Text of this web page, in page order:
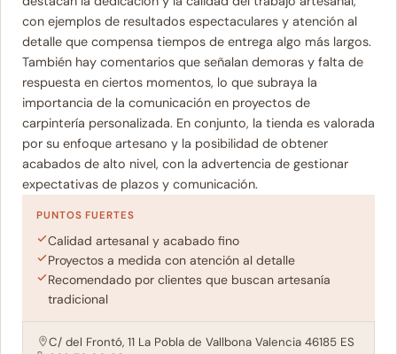
con ejemplos de resultados espectaculares y atención al
detalle que compensa tiempos de entrega algo más largos.
También hay comentarios que señalan demoras y falta de
respuesta en ciertos momentos, lo que subraya la
importancia de la comunicación en proyectos de
carpintería personalizada. En conjunto, la tienda es valorada
por su enfoque artesano y la posibilidad de obtener
acabados de alto nivel, con la advertencia de gestionar
expectativas de plazos y comunicación.
PUNTOS FUERTES
Calidad artesanal y acabado fino
Proyectos a medida con atención al detalle
Recomendado por clientes que buscan artesanía
tradicional
C/ del Frontó, 11 La Pobla de Vallbona Valencia 46185 ES